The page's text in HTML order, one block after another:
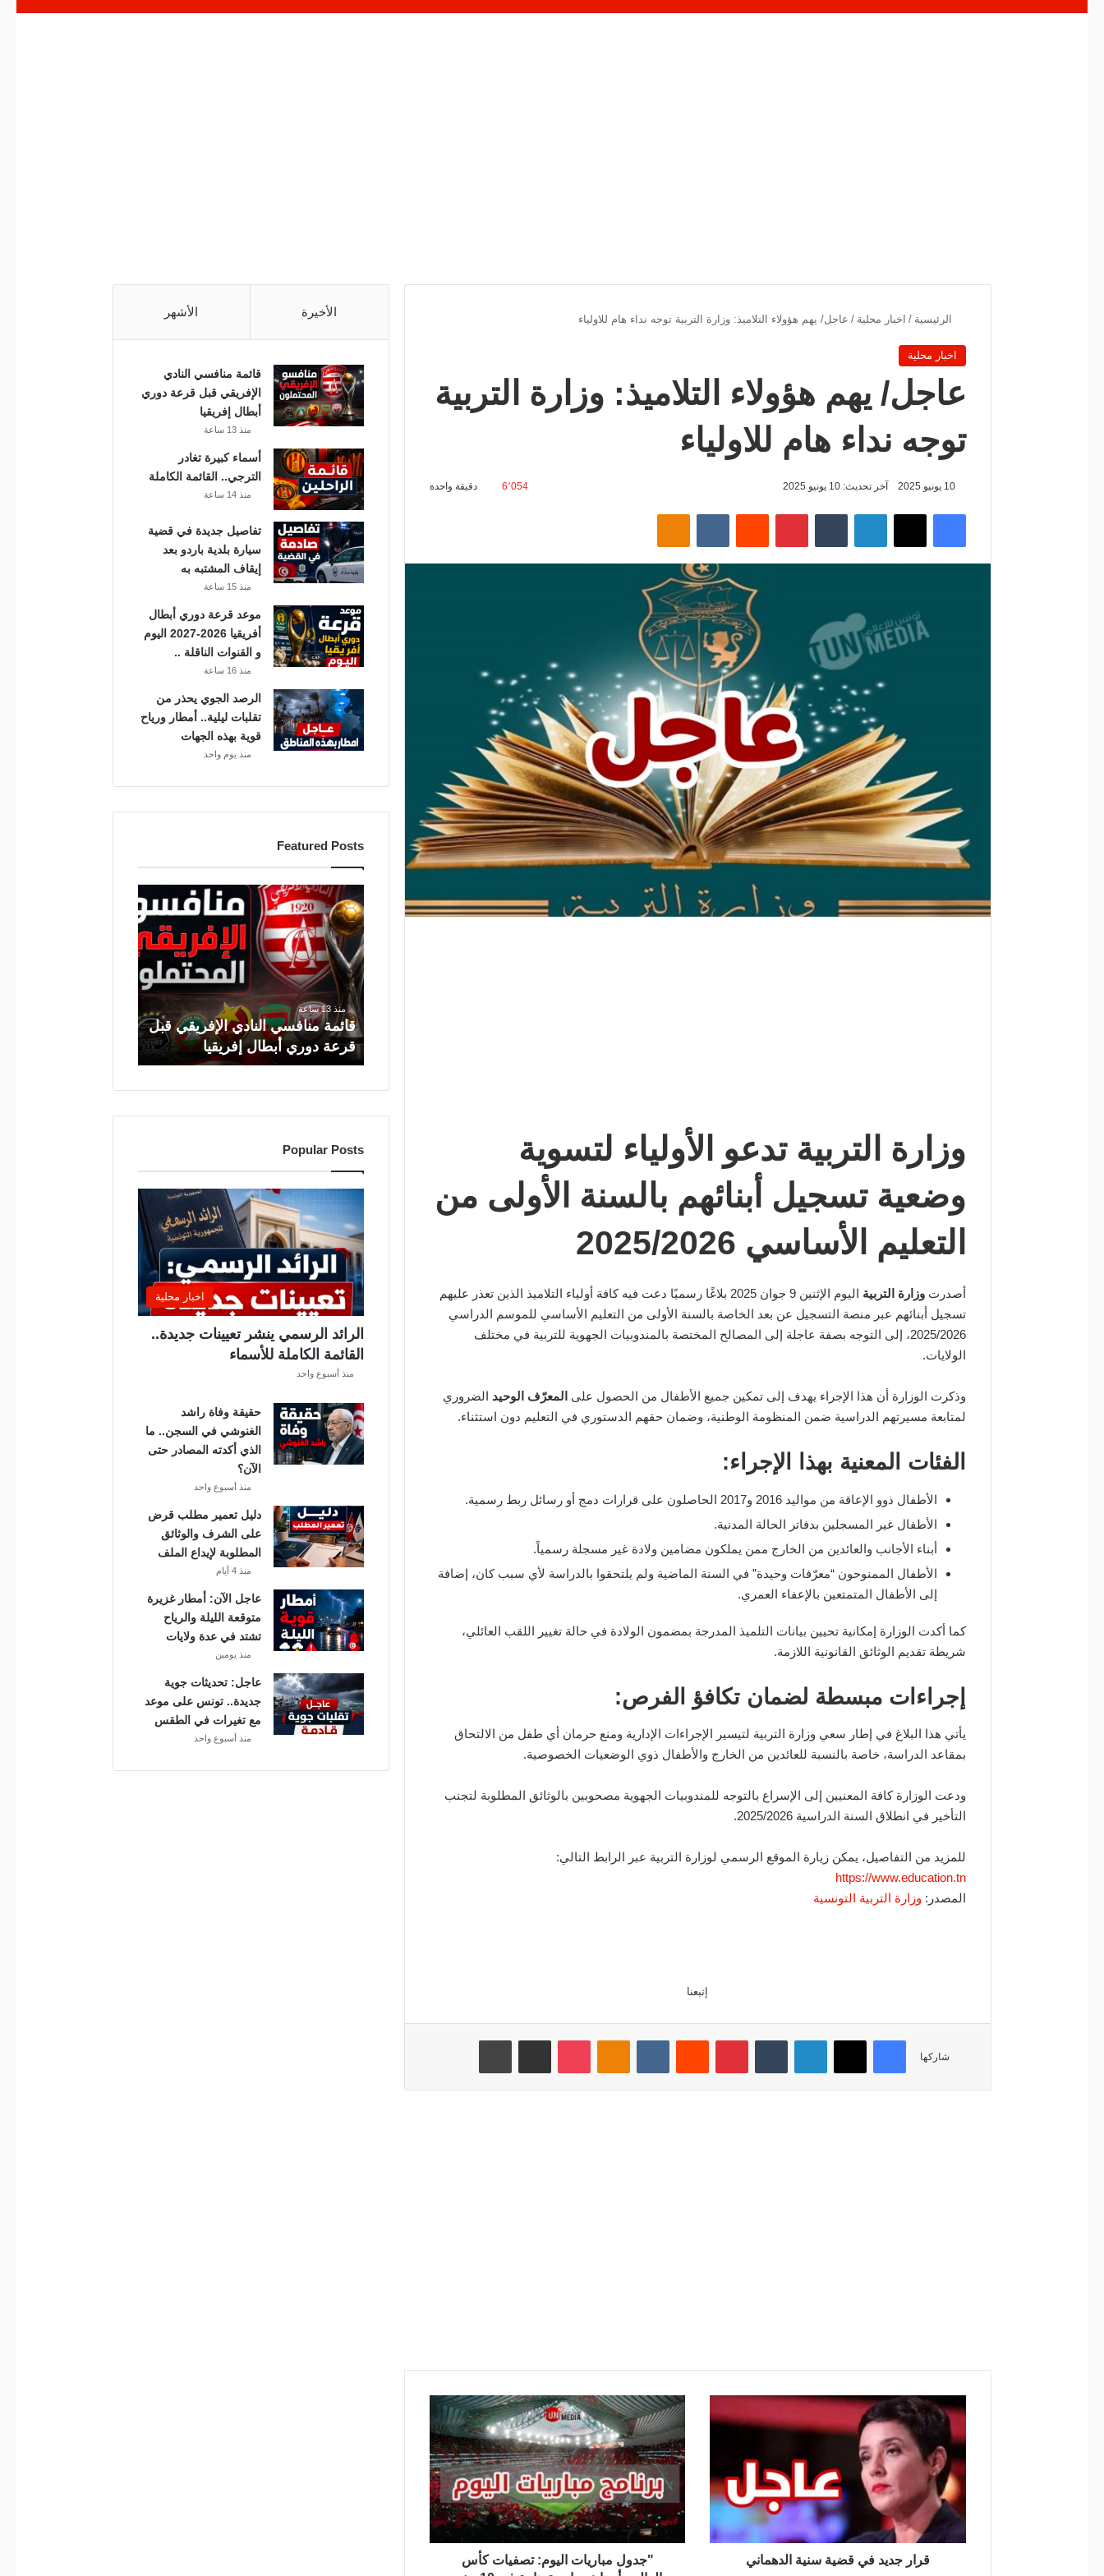
الرئيسية / اخبار محلية / ‏‏عاجل/ يهم هؤولاء التلاميذ: وزارة التربية توجه نداء هام للاولياء
اخبار محلية
‏‏عاجل/ يهم هؤولاء التلاميذ: وزارة التربية
توجه نداء هام للاولياء
10 يونيو 2025 آخر تحديث: 10 يونيو 2025 6٬054 دقيقة واحدة
فيسبوك ‫X لينكدإن بينتيريست
وزارة التربية تدعو الأولياء لتسوية
وضعية تسجيل أبنائهم بالسنة الأولى من
التعليم الأساسي 2025/2026
أصدرت وزارة التربية
اليوم الإثنين 9 جوان 2025 بلاغًا رسميًا دعت فيه كافة أولياء التلاميذ الذين تعذر عليهم
تسجيل أبنائهم عبر منصة التسجيل عن بعد الخاصة بالسنة الأولى من التعليم الأساسي للموسم الدراسي
2025/2026، إلى التوجه بصفة عاجلة إلى المصالح المختصة بالمندوبيات الجهوية للتربية في مختلف
الولايات.
وذكرت الوزارة أن هذا الإجراء يهدف إلى تمكين جميع الأطفال من الحصول على المعرّف الوحيد الضروري
لمتابعة مسيرتهم الدراسية ضمن المنظومة الوطنية، وضمان حقهم الدستوري في التعليم دون استثناء.
الفئات المعنية بهذا الإجراء:
الأطفال ذوو الإعاقة من مواليد 2016 و2017 الحاصلون على قرارات دمج أو رسائل ربط رسمية.
الأطفال غير المسجلين بدفاتر الحالة المدنية.
أبناء الأجانب والعائدين من الخارج ممن يملكون مضامين ولادة غير مسجلة رسمياً.
الأطفال الممنوحون “معرّفات وحيدة” في السنة الماضية ولم يلتحقوا بالدراسة لأي سبب كان، إضافة
إلى الأطفال المتمتعين بالإعفاء العمري.
كما أكدت الوزارة إمكانية تحيين بيانات التلميذ المدرجة بمضمون الولادة في حالة تغيير اللقب العائلي،
شريطة تقديم الوثائق القانونية اللازمة.
إجراءات مبسطة لضمان تكافؤ الفرص:
يأتي هذا البلاغ في إطار سعي وزارة التربية لتيسير الإجراءات الإدارية ومنع حرمان أي طفل من الالتحاق
بمقاعد الدراسة، خاصة بالنسبة للعائدين من الخارج والأطفال ذوي الوضعيات الخصوصية.
ودعت الوزارة كافة المعنيين إلى الإسراع بالتوجه للمندوبيات الجهوية مصحوبين بالوثائق المطلوبة لتجنب
التأخير في انطلاق السنة الدراسية 2025/2026.
للمزيد من التفاصيل، يمكن زيارة الموقع الرسمي لوزارة التربية عبر الرابط التالي:
https://www.education.tn
المصدر: وزارة التربية التونسية
إتبعنا
شاركها
فيسبوك ‫X لينكدإن بينتيريست
ق
ا
ر
ج
د
ي
قرار جديد في قضية سنية الدهماني
"
ج
د
و
ل
"جدول مباريات اليوم: تصفيات كأس
الأخيرة الأشهر
قائمة منافسي النادي
الإفريقي قبل قرعة دوري
أبطال إفريقيا
منذ 13 ساعة
أسماء كبيرة تغادر
الترجي.. القائمة الكاملة
منذ 14 ساعة
تفاصيل جديدة في قضية
سيارة بلدية باردو بعد
إيقاف المشتبه به
منذ 15 ساعة
موعد قرعة دوري أبطال
أفريقيا 2026-2027 اليوم
و القنوات الناقلة ..
منذ 16 ساعة
الرصد الجوي يحذر من
تقلبات ليلية.. أمطار ورياح
قوية بهذه الجهات
منذ يوم واحد
Featured Posts
ق
ا
ئ
م
ة
م
ن
ا
ف
س
د
ل
إ
ف
ر
ي
ق
ي
ل
ق
ر
ع
و
ر
ي
ب
ط
ا
ل
ف
ر
منذ 13 ساعة
قائمة منافسي النادي الإفريقي قبل
قرعة دوري أبطال إفريقيا
Popular Posts
اخبار محلية
الرائد الرسمي ينشر تعيينات جديدة..
القائمة الكاملة للأسماء
منذ أسبوع واحد
حقيقة وفاة راشد
الغنوشي في السجن.. ما
الذي أكدته المصادر حتى
الآن؟
منذ أسبوع واحد
دليل تعمير مطلب قرض
على الشرف والوثائق
المطلوبة لإيداع الملف
منذ 4 أيام
عاجل الآن: أمطار غزيرة
متوقعة الليلة والرياح
تشتد في عدة ولايات
منذ يومين
عاجل: تحديثات جوية
جديدة.. تونس على موعد
مع تغيرات في الطقس
منذ أسبوع واحد